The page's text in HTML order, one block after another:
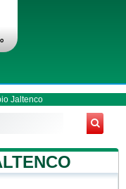
Jaltenco